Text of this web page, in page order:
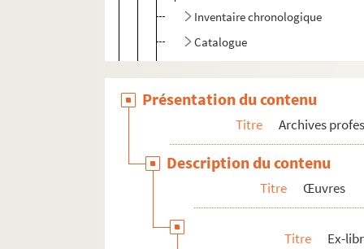
Inventaire chronologique
Catalogue
Aquarelles
Collection d'autographes et livre d'or
Expositions
Présentation du contenu
Titre Archives
Description du contenu
Titre Œuvres
Titre Ex-